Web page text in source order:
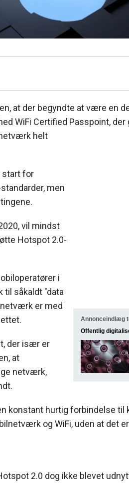
Annonceindlæg
Offentlig
at der begyndte at være en
WiFi Certified Passpoint,
helt
start for
men
vil mindst
Hotspot 2.0-
i
såkaldt "data
er med
der især er
at
netværk,
konstant hurtig forbindelse til
og WiFi, uden at det
2.0 dog ikke blevet